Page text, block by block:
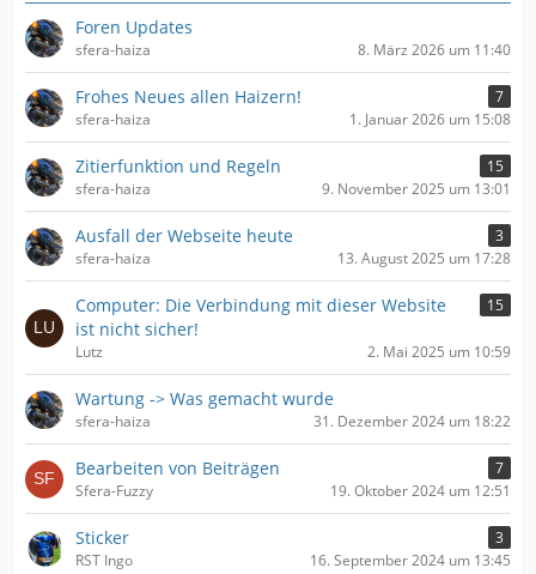
Foren Updates
sfera-haiza 8. März 2026 um 11:40
Frohes Neues allen Haizern!
7
sfera-haiza
1. Januar 2026 um 15:08
Zitierfunktion und Regeln
15
sfera-haiza
9. November 2025 um 13:01
Ausfall der Webseite heute
3
sfera-haiza
13. August 2025 um 17:28
Computer: Die Verbindung mit dieser Website
ist nicht sicher!
15
Lutz 2. Mai 2025 um 10:59
Wartung -> Was gemacht wurde
sfera-haiza 31. Dezember 2024 um 18:22
Bearbeiten von Beiträgen
7
Sfera-Fuzzy
19. Oktober 2024 um 12:51
Sticker
3
RST Ingo
16. September 2024 um 13:45